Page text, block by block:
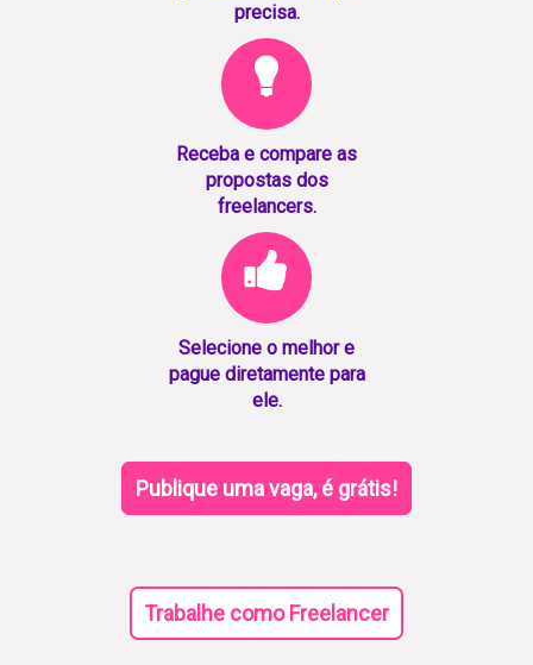
precisa.
Receba e compare as
propostas dos
freelancers.
Selecione o melhor e
pague diretamente para
ele.
Publique uma vaga, é grátis!
Trabalhe como Freelancer